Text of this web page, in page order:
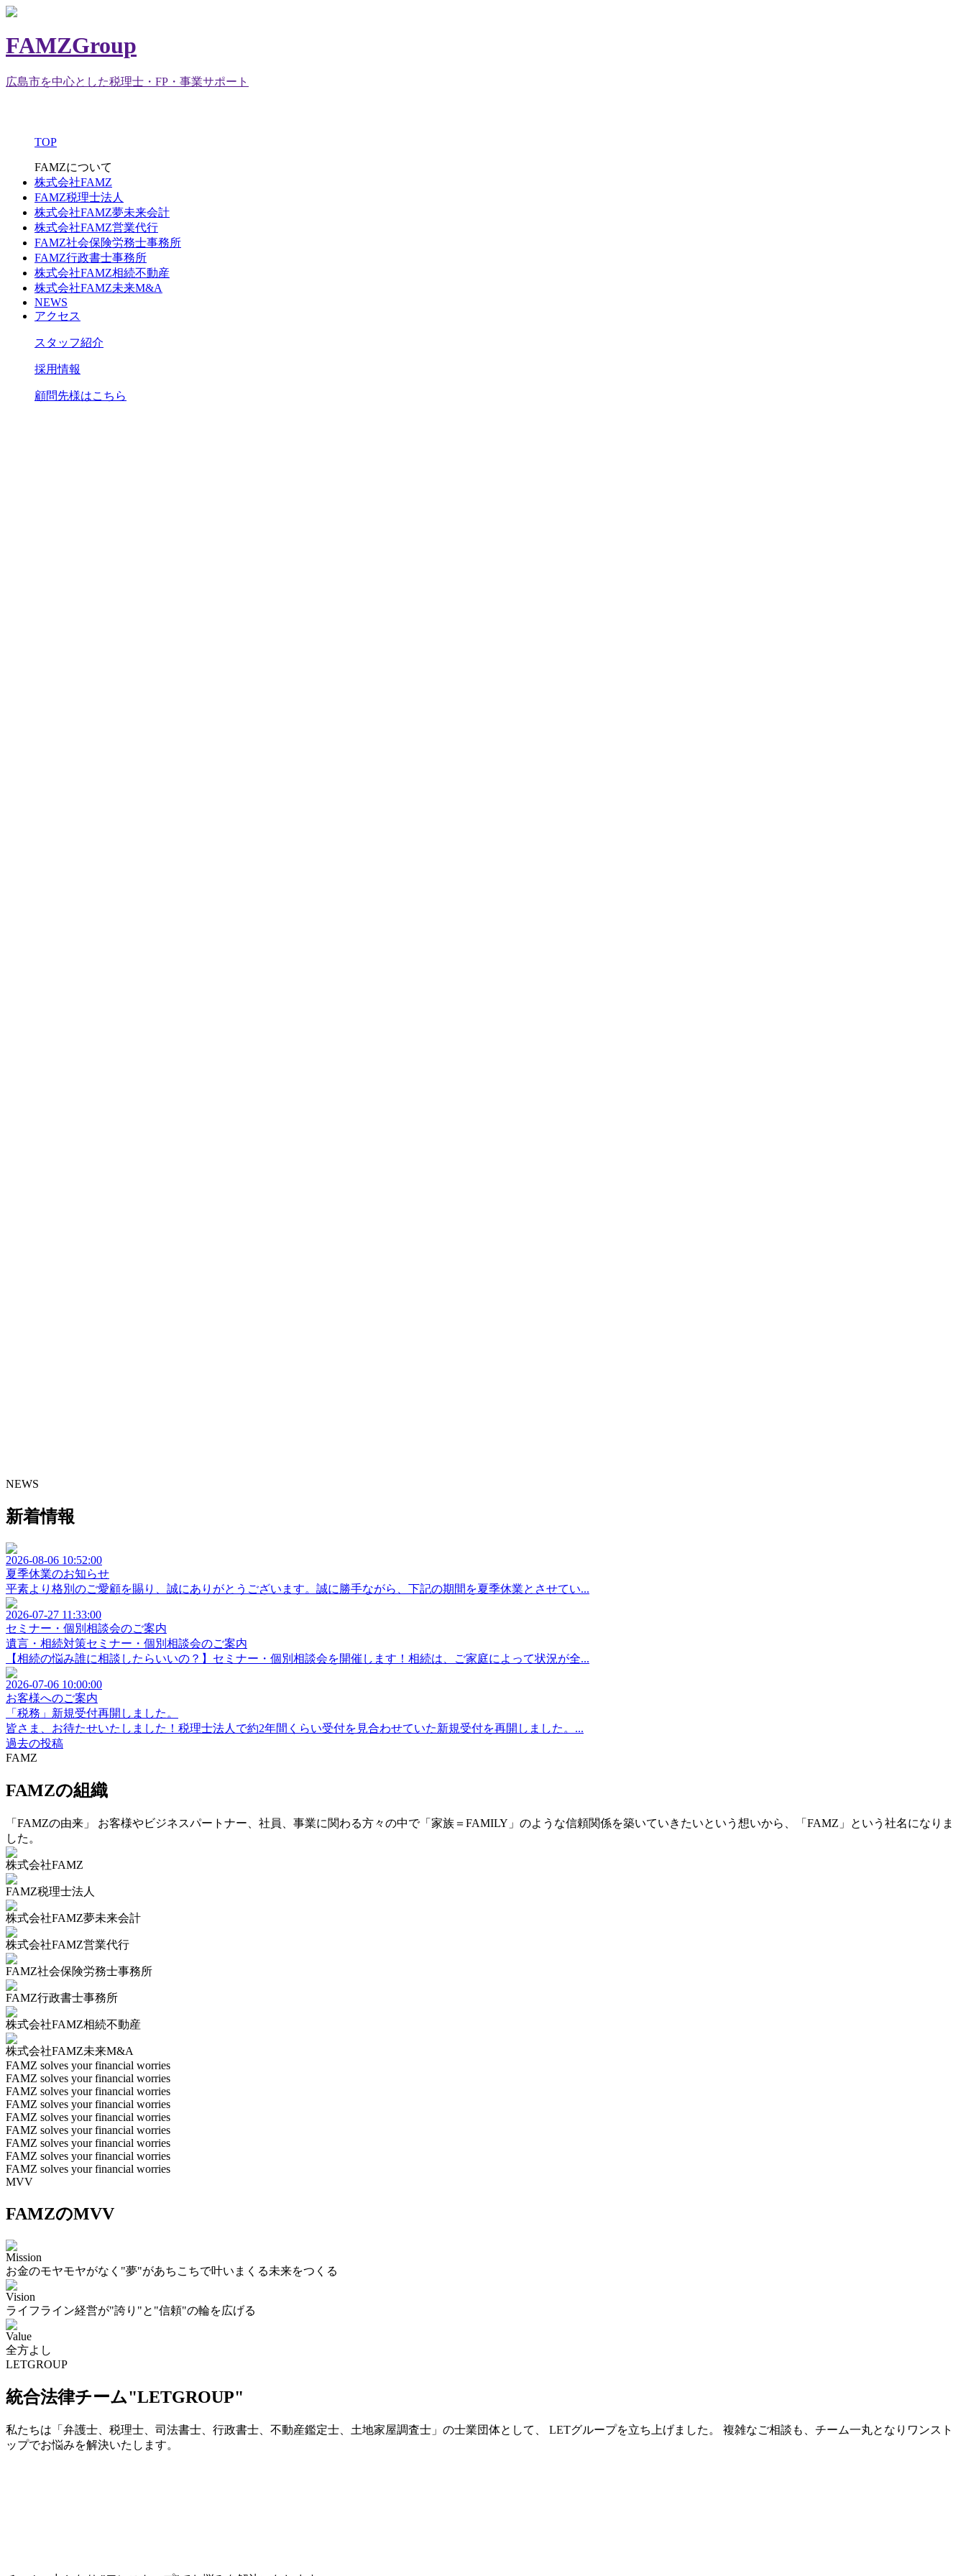
FAMZGroup
広島市を中心とした税理士・FP・事業サポート
TOP
FAMZについて
株式会社FAMZ
FAMZ税理士法人
株式会社FAMZ夢未来会計
株式会社FAMZ営業代行
FAMZ社会保険労務士事務所
FAMZ行政書士事務所
株式会社FAMZ相続不動産
株式会社FAMZ未来M&A
NEWS
アクセス
スタッフ紹介
採用情報
顧問先様はこちら
NEWS
新着情報
2026-08-06 10:52:00
夏季休業のお知らせ
平素より格別のご愛顧を賜り、誠にありがとうございます。誠に勝手ながら、下記の期間を夏季休業とさせてい...
2026-07-27 11:33:00
セミナー・個別相談会のご案内
遺言・相続対策セミナー・個別相談会のご案内
【相続の悩み誰に相談したらいいの？】セミナー・個別相談会を開催します！相続は、ご家庭によって状況が全...
2026-07-06 10:00:00
お客様へのご案内
「税務」新規受付再開しました。
皆さま、お待たせいたしました！税理士法人で約2年間くらい受付を見合わせていた新規受付を再開しました。...
過去の投稿
FAMZ
FAMZの組織
「FAMZの由来」 お客様やビジネスパートナー、社員、事業に関わる方々の中で「家族＝FAMILY」のような信頼関係を築いていきたいという想いから、「FAMZ」という社名になりま
した。
株式会社FAMZ
FAMZ税理士法人
株式会社FAMZ夢未来会計
株式会社FAMZ営業代行
FAMZ社会保険労務士事務所
FAMZ行政書士事務所
株式会社FAMZ相続不動産
株式会社FAMZ未来M&A
FAMZ solves your financial worries
FAMZ solves your financial worries
FAMZ solves your financial worries
FAMZ solves your financial worries
FAMZ solves your financial worries
FAMZ solves your financial worries
FAMZ solves your financial worries
FAMZ solves your financial worries
FAMZ solves your financial worries
MVV
FAMZのMVV
Mission
お金のモヤモヤがなく"夢"があちこちで叶いまくる未来をつくる
Vision
ライフライン経営が"誇り"と"信頼"の輪を広げる
Value
全方よし
LETGROUP
統合法律チーム"LETGROUP"
私たちは「弁護士、税理士、司法書士、行政書士、不動産鑑定士、土地家屋調査士」の士業団体として、 LETグループを立ち上げました。 複雑なご相談も、チーム一丸となりワンスト
ップでお悩みを解決いたします。